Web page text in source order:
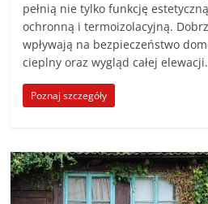
pełnią nie tylko funkcję
ochronną i termoizolacyjną.
wpływają na bezpieczeństwo
cieplny oraz wygląd całej
Poznaj szczegóły